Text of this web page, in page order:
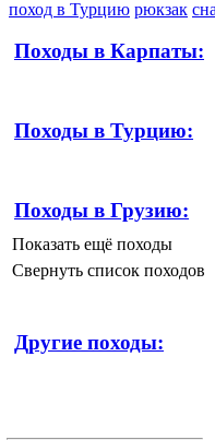
поход в Турцию рюкзак
Походы в Карпаты:
Походы в Турцию:
Походы в Грузию:
Показать ещё походы
Свернуть список походов
Другие походы: